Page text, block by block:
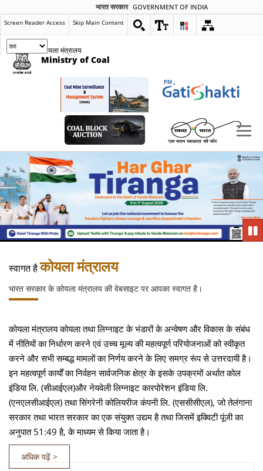
भारत सरकार GOVERNMENT OF INDIA
Screen Reader Access Skip Main Content
कोयला मंत्रालय
Ministry of Coal
स्वागत हैकोयला मंत्रालय
भारत सरकार के कोयला मंत्रालय की वेबसाइट पर आपका स्वागत है।
कोयला मंत्रालय कोयला तथा लिग्नाइट के भंडारों के अन्वेषण और विकास के संबंध
में नीतियों का निर्धारण करने एवं उच्च मूल्य की महत्वपूर्ण परियोजनाओं को स्वीकृत
करने और सभी सम्बद्ध मामलों का निर्णय करने के लिए समग्र रूंप से उत्तरदायी है।
इन महत्वपूर्ण कार्यों का निर्वहन सार्वजनिक क्षेत्र के इसके उपक्रमों अर्थात कोल
इंडिया लि. (सीआईएल)और नेयवेली लिग्नाइट कारपोरेशन इंडिया लि.
(एनएलसीआईएल) तथा सिंगरेनी कोलियरीज कंपनी लि. (एससीसीएल), जो तेलंगाना
सरकार तथा भारत सरकार का एक संयुक्त उद्यम है तथा जिसमें इक्विटी पूंजी का
अनुपात 51:49 है, के माध्यम से किया जाता है।
अधिक पढ़ें >